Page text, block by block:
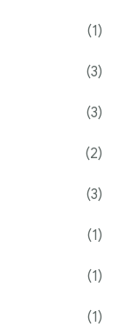
(1)
(3)
(3)
(2)
(3)
(1)
(1)
(1)